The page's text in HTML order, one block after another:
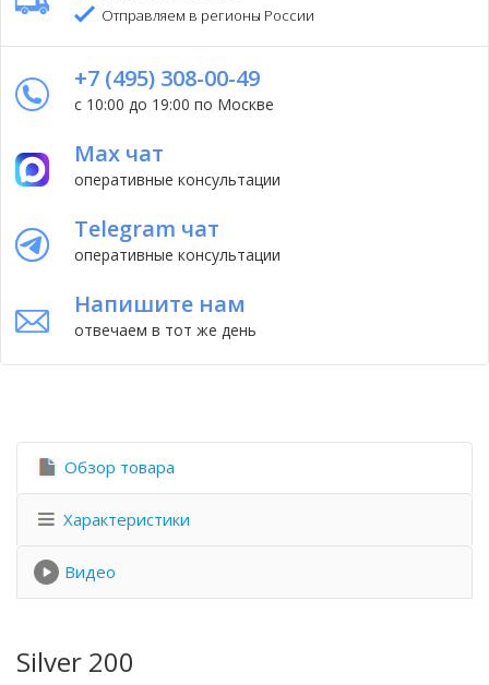
Отправляем в регионы России
+7 (495) 308-00-49
с 10:00 до 19:00 по Москве
Max чат
оперативные консультации
Telegram чат
оперативные консультации
Напишите нам
отвечаем в тот же день
Обзор товара
Характеристики
Видео
Silver 200